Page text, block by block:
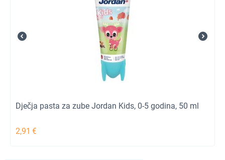
Dječja pasta za zube Jordan Kids, 0-5 godina, 50 ml
2,91 €